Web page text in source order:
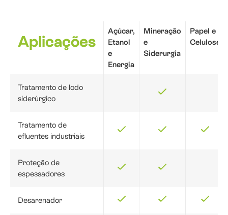
Aplicações
Açúcar,
Etanol
e
Energia
Mineração
e
Siderurgia
Papel e
Celulose
Tratamento de lodo
siderúrgico
Tratamento de
efluentes industriais
Proteção de
espessadores
Desarenador